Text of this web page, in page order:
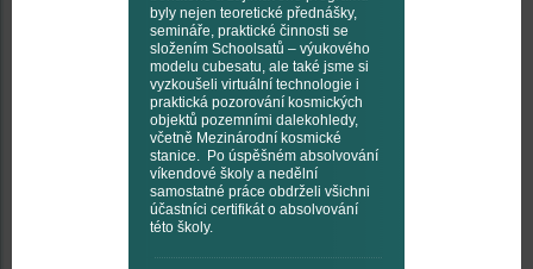
byly nejen teoretické přednášky,
semináře, praktické činnosti se
složením Schoolsatů – výukového
modelu cubesatu, ale také jsme si
vyzkoušeli virtuální technologie i
praktická pozorování kosmických
objektů pozemními dalekohledy,
včetně Mezinárodní kosmické
stanice. Po úspěšném absolvování
víkendové školy a nedělní
samostatné práce obdrželi všichni
účastníci certifikát o absolvování
této školy.